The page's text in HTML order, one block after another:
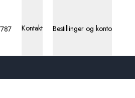
Kontakt Bestillinger og konto